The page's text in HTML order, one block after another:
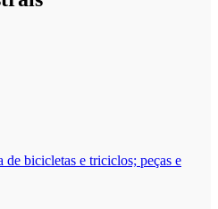
de bicicletas e triciclos; peças e